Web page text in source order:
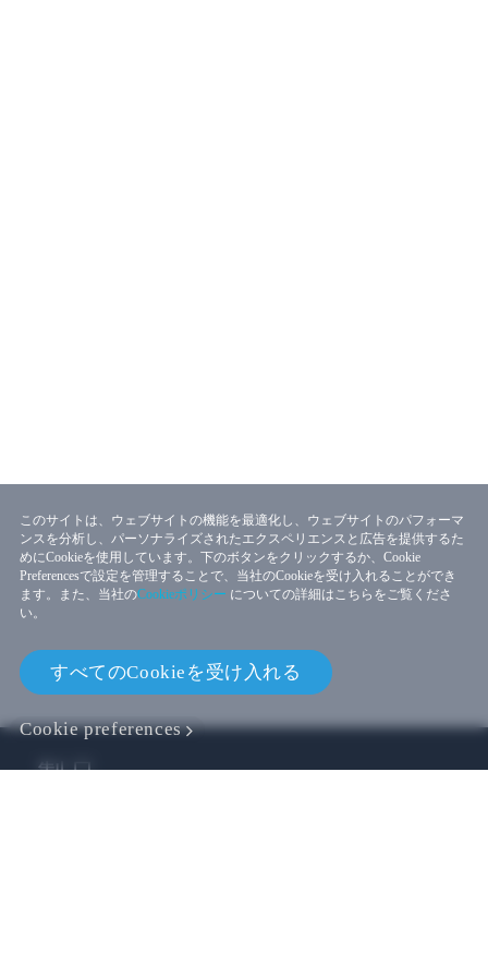
このサイトは、ウェブサイトの機能を最適化し、ウェブサイトのパフォーマ
ンスを分析し、パーソナライズされたエクスペリエンスと広告を提供するた
めにCookieを使用しています。下のボタンをクリックするか、Cookie
Preferencesで設定を管理することで、当社のCookieを受け入れることができ
ます。また、当社のCookieポリシー についての詳細はこちらをご覧くださ
い。
すべてのCookieを受け入れる
Cookie preferences
製品